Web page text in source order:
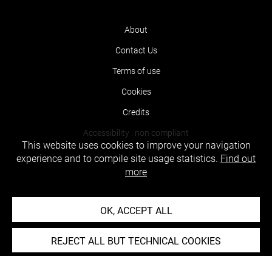
About
Contact Us
Terms of use
Cookies
Credits
Accessibility : non compliant
This website uses cookies to improve your navigation
experience and to compile site usage statistics. Find out
more
OK, ACCEPT ALL
REJECT ALL BUT TECHNICAL COOKIES